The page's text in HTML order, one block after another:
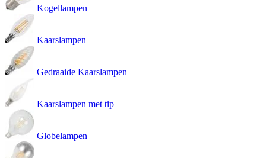
Kogellampen
Kaarslampen
Gedraaide Kaarslampen
Kaarslampen met tip
Globelampen